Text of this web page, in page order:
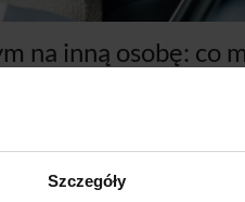
Szczegóły
na inną osobę: co
problemu, by poprosić o